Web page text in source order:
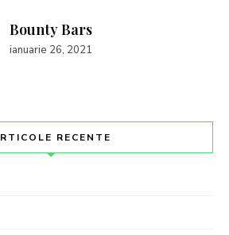
Bounty Bars
ianuarie 26, 2021
RECENTE